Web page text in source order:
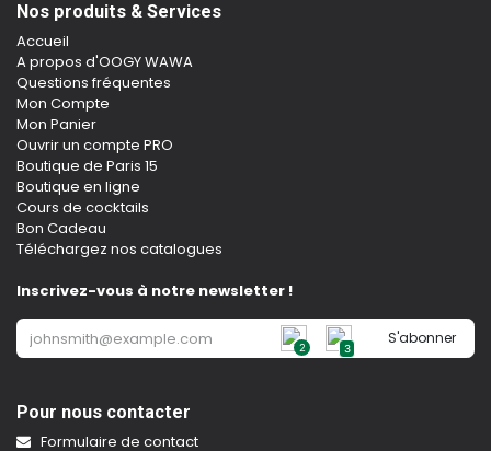
Nos produits & Services
Accueil
A propos d'OOGY WAWA
Questions fréquentes
Mon Compte
Mon Panier
Ouvrir un compte PRO
Boutique de Paris 15
Boutique en ligne
Cours de cocktails
Bon Cadeau
Téléchargez nos catalogues
Inscrivez-vous à notre newsletter !
2 3
S'abonner
Pour nous contacter
Formulaire de contact